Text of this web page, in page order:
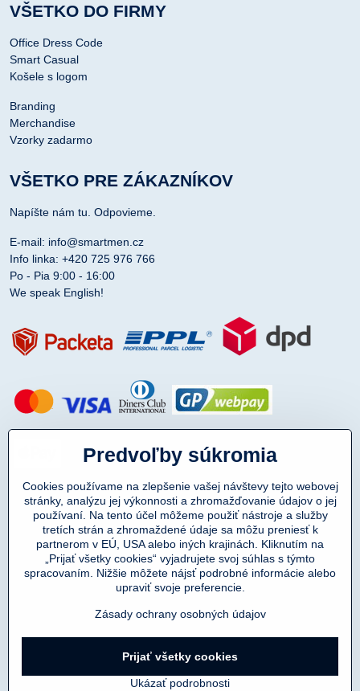
VŠETKO DO FIRMY
Office Dress Code
Smart Casual
Košele s logom
Branding
Merchandise
Vzorky zadarmo
VŠETKO PRE ZÁKAZNÍKOV
Napíšte nám tu. Odpovieme.
E-mail: info@smartmen.cz
Info linka: +420 725 976 766
Po - Pia 9:00 - 16:00
We speak English!
Copyright © 2011-2025
DENIMAR TAILORING s.r.o.
prevádzkovateľ eshopu SmartMen.sk
©2026Copyright
Predvoľby súkromiaZásady ochrany osobných údajov
Predvoľby súkromia
Cookies používame na zlepšenie vašej návštevy tejto webovej
stránky, analýzu jej výkonnosti a zhromažďovanie údajov o jej
používaní. Na tento účel môžeme použiť nástroje a služby
tretích strán a zhromaždené údaje sa môžu preniesť k
partnerom v EÚ, USA alebo iných krajinách. Kliknutím na
„Prijať všetky cookies“ vyjadrujete svoj súhlas s týmto
spracovaním. Nižšie môžete nájsť podrobné informácie alebo
upraviť svoje preferencie.
Zásady ochrany osobných údajov
Ukázať podrobnosti
Prijať všetky cookies